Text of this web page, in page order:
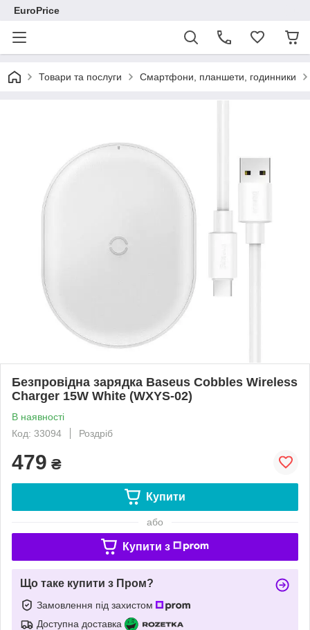
EuroPrice
Товари та послуги Смартфони, планшети, годинники
Безпровідна зарядка Baseus Cobbles Wireless
Charger 15W White (WXYS-02)
В наявності
Код: 33094
Роздріб
479 ₴
Купити
або
Купити з
Що таке купити з Пром?
Замовлення під захистом
Доступна доставка